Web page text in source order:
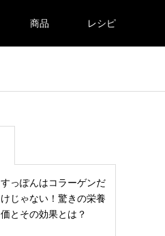
商品 レシピ
すっぽんはコラーゲンだ
けじゃない！驚きの栄養
価とその効果とは？